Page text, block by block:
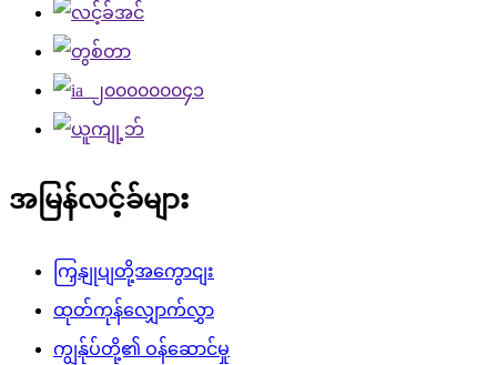
အမြန်လင့်ခ်များ
ကြှနျုပျတို့အကွောငျး
ထုတ်ကုန်လျှောက်လွှာ
ကျွန်ုပ်တို့၏ ဝန်ဆောင်မှု